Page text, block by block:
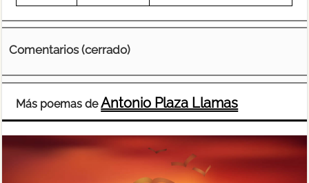
Comentarios (cerrado)
Más poemas deAntonio Plaza Llamas